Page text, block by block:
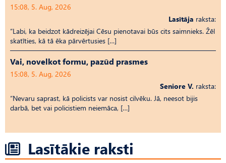
15:08, 5. Aug, 2026
Lasītāja raksta:
“Labi, ka beidzot kādreizējai Cēsu pienotavai būs cits saimnieks. Žēl
skatīties, kā tā ēka pārvērtusies […]
Vai, novelkot formu, pazūd prasmes
15:08, 5. Aug, 2026
Seniore V. raksta:
“Nevaru saprast, kā policists var nosist cilvēku. Jā, neesot bijis
darbā, bet vai policistiem neiemāca, […]
Lasītākie raksti